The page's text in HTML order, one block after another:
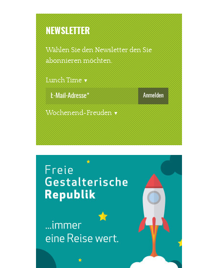
NEWSLETTER
Wählen Sie den Newsletter den Sie
abonnieren möchten.
Lunch Time
Anmelden
Wochenend-Freuden